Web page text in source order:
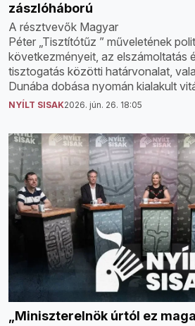
zászlóháború
A résztvevők Magyar
Péter „Tisztítótűz ” műveletének
következményeit, az elszámoltatás
tisztogatás közötti határvonalat,
Dunába dobása nyomán kialakult
NYÍLT SISAK2026. jún. 26. 18:05
„Miniszterelnök úrtól ez